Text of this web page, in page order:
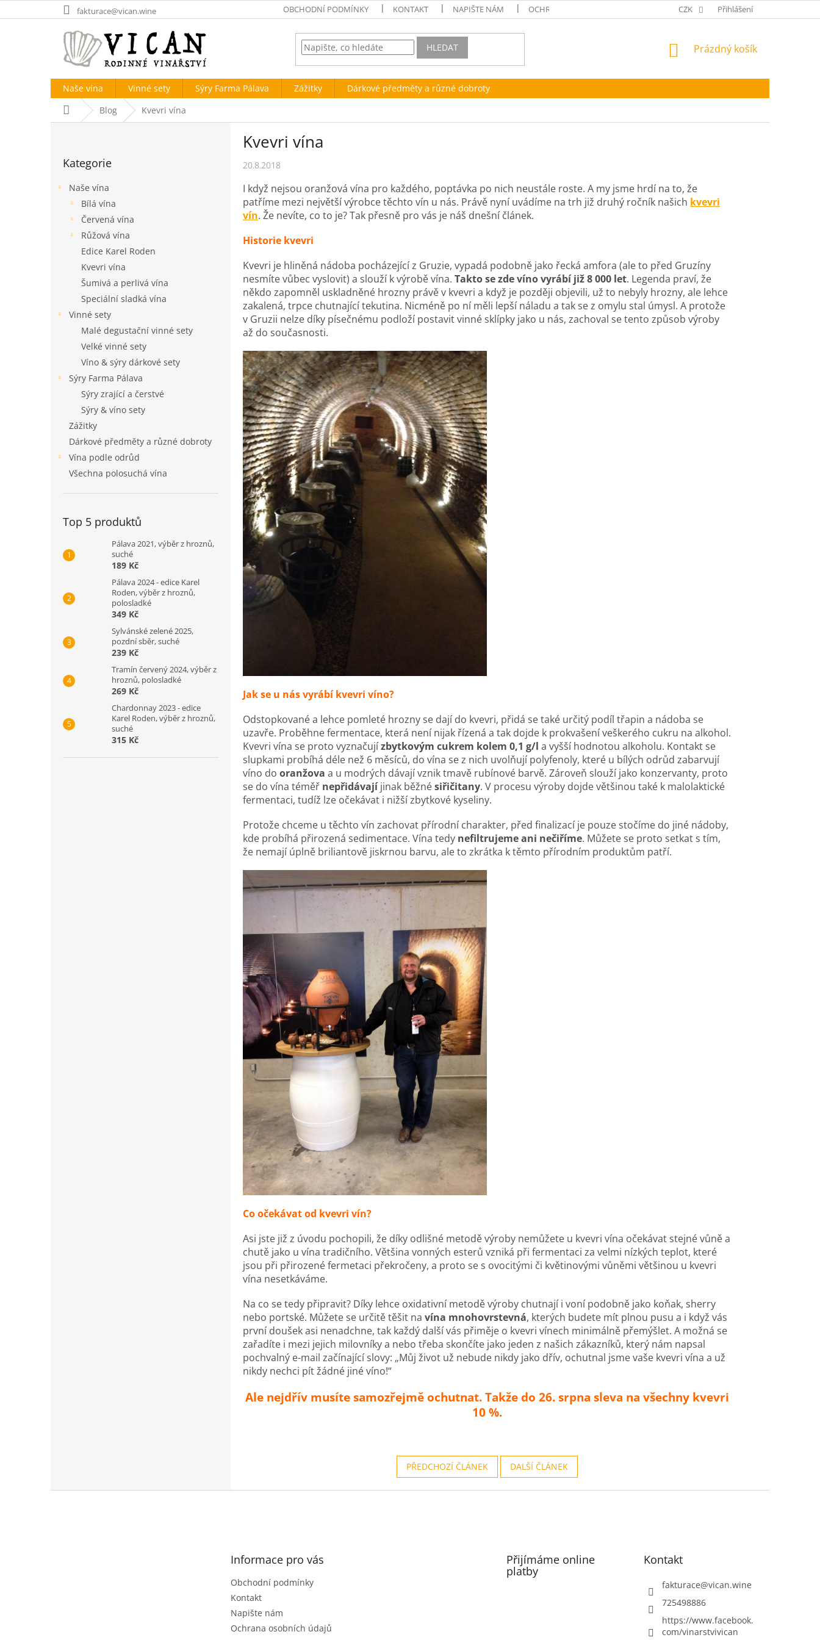
na
fakturace@vican.wine OBCHODNÍ PODMÍNKY KONTAKT NAPIŠTE NÁM OCHRANA OSOBNÍCH ÚDAJŮ CZK Přihlášení
HLEDAT
NÁKUPNÍ
Prázdný košík
Naše vína Vinné sety Sýry Farma Pálava Zážitky
Dárkové předměty a různé dobroty
Domů Blog Kvevri vína
kategorie
Kategorie
Naše vína
Bílá vína
Červená vína
Růžová vína
Edice Karel Roden
Kvevri vína
Šumivá a perlivá vína
Speciální sladká vína
Vinné sety
Malé degustační vinné sety
Velké vinné sety
Víno & sýry dárkové sety
Sýry Farma Pálava
Sýry zrající a čerstvé
Sýry & víno sety
Zážitky
Dárkové předměty a různé dobroty
Vína podle odrůd
Všechna polosuchá vína
Top 5 produktů
Pálava 2021, výběr z hroznů,
suché
189 Kč
Pálava 2024 - edice Karel
Roden, výběr z hroznů,
polosladké
349 Kč
Sylvánské zelené 2025,
pozdní sběr, suché
239 Kč
Tramín červený 2024, výběr z
hroznů, polosladké
269 Kč
Chardonnay 2023 - edice
Karel Roden, výběr z hroznů,
suché
315 Kč
Kvevri vína
20.8.2018
I když nejsou oranžová vína pro každého, poptávka po nich neustále roste. A my jsme hrdí na to, že
patříme mezi největší výrobce těchto vín u nás. Právě nyní uvádíme na trh již druhý ročník našich kvevri
vín. Že nevíte, co to je? Tak přesně pro vás je náš dnešní článek.
Historie kvevri
Kvevri je hliněná nádoba pocházející z Gruzie, vypadá podobně jako řecká amfora (ale to před Gruzíny
nesmíte vůbec vyslovit) a slouží k výrobě vína. Takto se zde víno vyrábí již 8 000 let. Legenda praví, že
někdo zapomněl uskladněné hrozny právě v kvevri a když je později objevili, už to nebyly hrozny, ale lehce
zakalená, trpce chutnající tekutina. Nicméně po ní měli lepší náladu a tak se z omylu stal úmysl. A protože
v Gruzii nelze díky písečnému podloží postavit vinné sklípky jako u nás, zachoval se tento způsob výroby
až do současnosti.
Jak se u nás vyrábí kvevri víno?
Odstopkované a lehce pomleté hrozny se dají do kvevri, přidá se také určitý podíl třapin a nádoba se
uzavře. Proběhne fermentace, která není nijak řízená a tak dojde k prokvašení veškerého cukru na alkohol.
Kvevri vína se proto vyznačujízbytkovým cukrem kolem 0,1 g/l a vyšší hodnotou alkoholu. Kontakt se
slupkami probíhá déle než 6 měsíců, do vína se z nich uvolňují polyfenoly, které u bílých odrůd zabarvují
víno do oranžova a u modrých dávají vznik tmavě rubínové barvě. Zároveň slouží jako konzervanty, proto
se do vína téměř nepřidávajíjinak běžnésiřičitany. V procesu výroby dojde většinou také k malolaktické
fermentaci, tudíž lze očekávat i nižší zbytkové kyseliny.
Protože chceme u těchto vín zachovat přírodní charakter, před finalizací je pouze stočíme do jiné nádoby,
kde probíhá přirozená sedimentace. Vína tedy nefiltrujeme ani nečiříme. Můžete se proto setkat s tím,
že nemají úplně briliantově jiskrnou barvu, ale to zkrátka k těmto přírodním produktům patří.
Co očekávat od kvevri vín?
Asi jste již z úvodu pochopili, že díky odlišné metodě výroby nemůžete u kvevri vína očekávat stejné vůně a
chutě jako u vína tradičního. Většina vonných esterů vzniká při fermentaci za velmi nízkých teplot, které
jsou při přirozené fermetaci překročeny, a proto se s ovocitými či květinovými vůněmi většinou u kvevri
vína nesetkáváme.
Na co se tedy připravit? Díky lehce oxidativní metodě výroby chutnají i voní podobně jako koňak, sherry
nebo portské. Můžete se určitě těšit na vína mnohovrstevná, kterých budete mít plnou pusu a i když vás
první doušek asi nenadchne, tak každý další vás přiměje o kvevri vínech minimálně přemýšlet. A možná se
zařadíte i mezi jejich milovníky a nebo třeba skončíte jako jeden z našich zákazníků, který nám napsal
pochvalný e-mail začínající slovy: „Můj život už nebude nikdy jako dřív, ochutnal jsme vaše kvevri vína a už
nikdy nechci pít žádné jiné víno!“
Ale nejdřív musíte samozřejmě ochutnat. Takže do 26. srpna sleva na všechny kvevri
10 %.
PŘEDCHOZÍ ČLÁNEK DALŠÍ ČLÁNEK
Informace pro vás
Obchodní podmínky
Kontakt
Napište nám
Ochrana osobních údajů
Přijímáme online
platby
Kontakt
fakturace@vican.wine
725498886
https://www.facebook.
com/vinarstvivican